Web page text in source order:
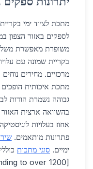
מתכת לציוד ימי
משופרת מאפשרת
בקריית שמונה עם
מתכת איכותית
גבוהה נשמרת הודות
אחוז בעלויות
פתרונות מותאמים.
ימיים. סוגי מתכות
to over 1200